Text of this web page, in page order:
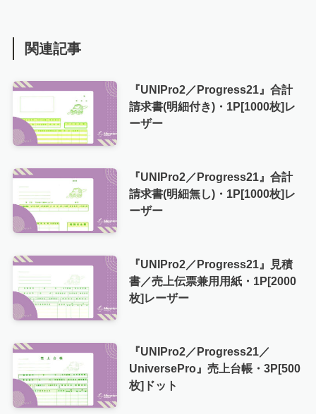
関連記事
『UNIPro2／Progress21』合計
請求書(明細付き)・1P[1000枚]レ
ーザー
『UNIPro2／Progress21』合計
請求書(明細無し)・1P[1000枚]レ
ーザー
『UNIPro2／Progress21』見積
書／売上伝票兼用用紙・1P[2000
枚]レーザー
『UNIPro2／Progress21／
UniversePro』売上台帳・3P[500
枚]ドット